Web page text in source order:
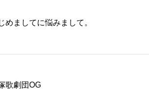
めましてに悩みまして。
歌劇団OG